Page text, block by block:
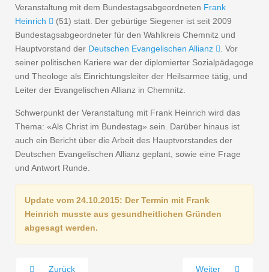
Veranstaltung mit dem Bundestagsabgeordneten Frank
Heinrich
(51) statt. Der gebürtige Siegener ist seit 2009
Bundestagsabgeordneter für den Wahlkreis Chemnitz und
Hauptvorstand der Deutschen Evangelischen Allianz
. Vor
seiner politischen Kariere war der diplomierter Sozialpädagoge
und Theologe als Einrichtungsleiter der Heilsarmee tätig, und
Leiter der Evangelischen Allianz in Chemnitz.
Schwerpunkt der Veranstaltung mit Frank Heinrich wird das
Thema: «Als Christ im Bundestag» sein. Darüber hinaus ist
auch ein Bericht über die Arbeit des Hauptvorstandes der
Deutschen Evangelischen Allianz geplant, sowie eine Frage
und Antwort Runde.
Update vom 24.10.2015: Der Termin mit Frank
Heinrich musste aus gesundheitlichen Gründen
abgesagt werden.
Zurück Weiter